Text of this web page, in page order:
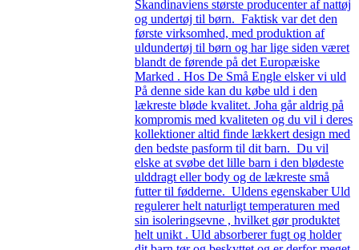
Skandinaviens største producenter af nattøj
og undertøj til børn. Faktisk var det den
første virksomhed, med produktion af
uldundertøj til børn og har lige siden været
blandt de førende på det Europæiske
Marked . Hos De Små Engle elsker vi uld
På denne side kan du købe uld i den
lækreste bløde kvalitet. Joha går aldrig på
kompromis med kvaliteten og du vil i deres
kollektioner altid finde lækkert design med
den bedste pasform til dit barn. Du vil
elske at svøbe det lille barn i den blødeste
ulddragt eller body og de lækreste små
futter til fødderne. Uldens egenskaber Uld
regulerer helt naturligt temperaturen med
sin isoleringsevne , hvilket gør produktet
helt unikt . Uld absorberer fugt og holder